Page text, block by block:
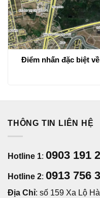
Điểm nhấn đặc biệt
THÔNG TIN LIÊN HỆ
Hotline 1: 0903 191
Hotline 2: 0913 756
Địa Chỉ: số 159 Xa Lộ